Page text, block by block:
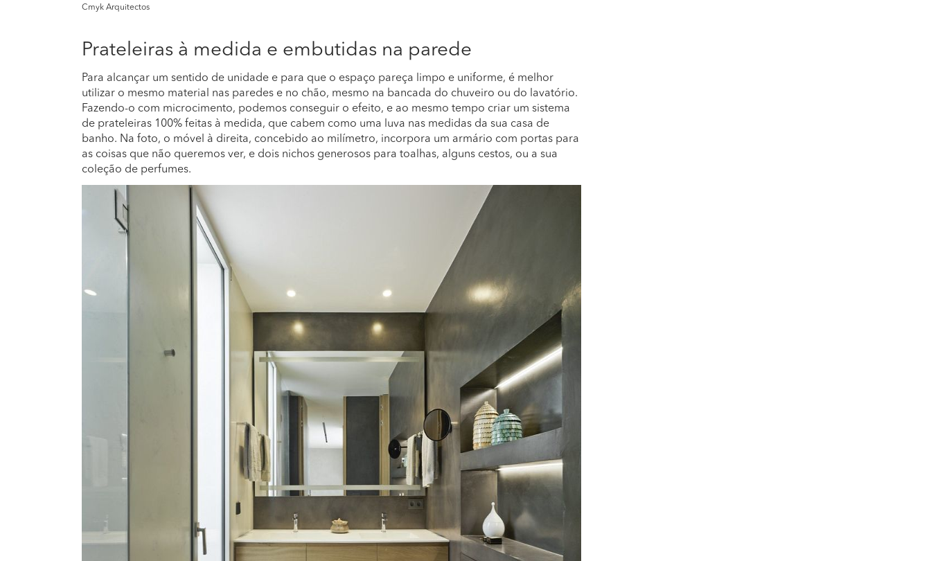
Cmyk Arquitectos
Prateleiras à medida e embutidas na parede
Para alcançar um sentido de unidade e para que o espaço pareça limpo e uniforme, é melhor
utilizar o mesmo material nas paredes e no chão, mesmo na bancada do chuveiro ou do lavatório.
Fazendo-o com microcimento, podemos conseguir o efeito, e ao mesmo tempo criar um sistema
de prateleiras 100% feitas à medida, que cabem como uma luva nas medidas da sua casa de
banho. Na foto, o móvel à direita, concebido ao milímetro, incorpora um armário com portas para
as coisas que não queremos ver, e dois nichos generosos para toalhas, alguns cestos, ou a sua
coleção de perfumes.